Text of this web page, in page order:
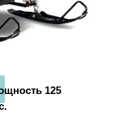
125